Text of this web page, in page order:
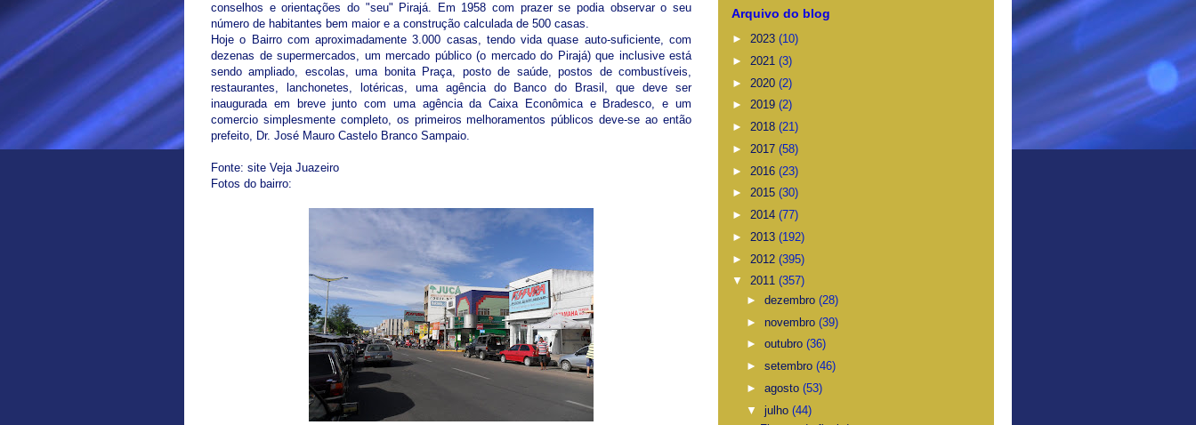
conselhos e orientações do "seu" Pirajá. Em 1958 com prazer se podia observar o seu
número de habitantes bem maior e a construção calculada de 500 casas.
Hoje o Bairro com aproximadamente 3.000 casas, tendo vida quase auto-suficiente, com
dezenas de supermercados, um mercado público (o mercado do Pirajá) que inclusive está
sendo ampliado, escolas, uma bonita Praça, posto de saúde, postos de combustíveis,
restaurantes, lanchonetes, lotéricas, uma agência do Banco do Brasil, que deve ser
inaugurada em breve junto com uma agência da Caixa Econômica e Bradesco, e um
comercio simplesmente completo, os primeiros melhoramentos públicos deve-se ao então
prefeito, Dr. José Mauro Castelo Branco Sampaio.
Fonte: site Veja Juazeiro
Fotos do bairro:
Arquivo do blog
► 2023 (10)
► 2021 (3)
► 2020 (2)
► 2019 (2)
► 2018 (21)
► 2017 (58)
► 2016 (23)
► 2015 (30)
► 2014 (77)
► 2013 (192)
► 2012 (395)
▼ 2011 (357)
► dezembro (28)
► novembro (39)
► outubro (36)
► setembro (46)
► agosto (53)
▼ julho (44)